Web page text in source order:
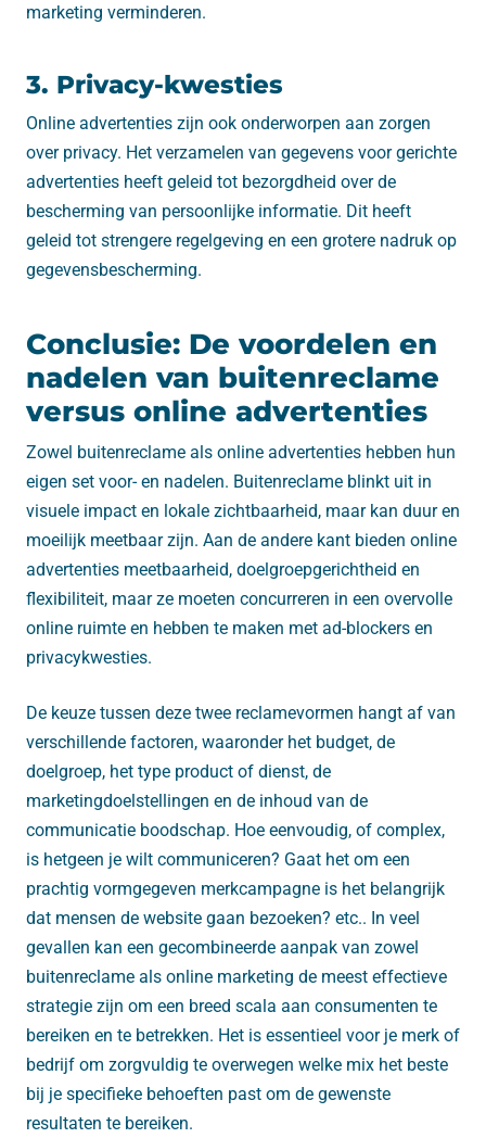
marketing verminderen.
3. Privacy-kwesties
Online advertenties zijn ook onderworpen aan zorgen
over privacy. Het verzamelen van gegevens voor gerichte
advertenties heeft geleid tot bezorgdheid over de
bescherming van persoonlijke informatie. Dit heeft
geleid tot strengere regelgeving en een grotere nadruk op
gegevensbescherming.
Conclusie: De voordelen en
nadelen van buitenreclame
versus online advertenties
Zowel buitenreclame als online advertenties hebben hun
eigen set voor- en nadelen. Buitenreclame blinkt uit in
visuele impact en lokale zichtbaarheid, maar kan duur en
moeilijk meetbaar zijn. Aan de andere kant bieden online
advertenties meetbaarheid, doelgroepgerichtheid en
flexibiliteit, maar ze moeten concurreren in een overvolle
online ruimte en hebben te maken met ad-blockers en
privacykwesties.
De keuze tussen deze twee reclamevormen hangt af van
verschillende factoren, waaronder het budget, de
doelgroep, het type product of dienst, de
marketingdoelstellingen en de inhoud van de
communicatie boodschap. Hoe eenvoudig, of complex,
is hetgeen je wilt communiceren? Gaat het om een
prachtig vormgegeven merkcampagne is het belangrijk
dat mensen de website gaan bezoeken? etc.. In veel
gevallen kan een gecombineerde aanpak van zowel
buitenreclame als online marketing de meest effectieve
strategie zijn om een breed scala aan consumenten te
bereiken en te betrekken. Het is essentieel voor je merk of
bedrijf om zorgvuldig te overwegen welke mix het beste
bij je specifieke behoeften past om de gewenste
resultaten te bereiken.